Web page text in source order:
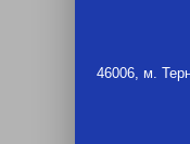
46006, м.